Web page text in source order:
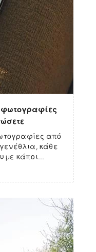
φωτογραφίες
από
κάθε
με κάποι...